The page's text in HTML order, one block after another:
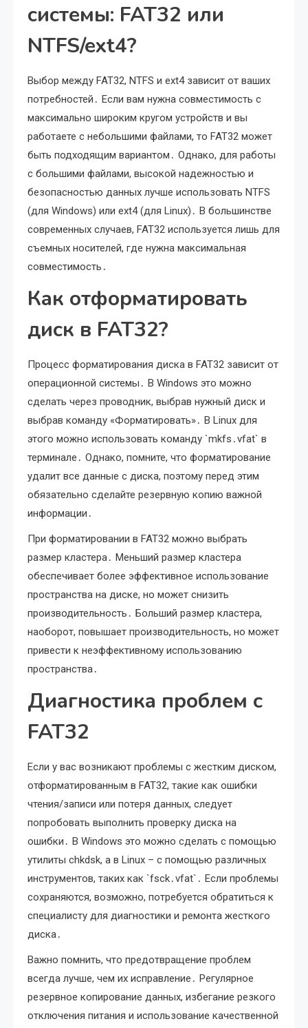
системы: FAT32 или
NTFS/ext4?
Выбор между FAT32, NTFS и ext4 зависит от ваших
потребностей․ Если вам нужна совместимость с
максимально широким кругом устройств и вы
работаете с небольшими файлами, то FAT32 может
быть подходящим вариантом․ Однако, для работы
с большими файлами, высокой надежностью и
безопасностью данных лучше использовать NTFS
(для Windows) или ext4 (для Linux)․ В большинстве
современных случаев, FAT32 используется лишь для
съемных носителей, где нужна максимальная
совместимость․
Как отформатировать
диск в FAT32?
Процесс форматирования диска в FAT32 зависит от
операционной системы․ В Windows это можно
сделать через проводник, выбрав нужный диск и
выбрав команду «Форматировать»․ В Linux для
этого можно использовать команду `mkfs․vfat` в
терминале․ Однако, помните, что форматирование
удалит все данные с диска, поэтому перед этим
обязательно сделайте резервную копию важной
информации․
При форматировании в FAT32 можно выбрать
размер кластера․ Меньший размер кластера
обеспечивает более эффективное использование
пространства на диске, но может снизить
производительность․ Больший размер кластера,
наоборот, повышает производительность, но может
привести к неэффективному использованию
пространства․
Диагностика проблем с
FAT32
Если у вас возникают проблемы с жестким диском,
отформатированным в FAT32, такие как ошибки
чтения/записи или потеря данных, следует
попробовать выполнить проверку диска на
ошибки․ В Windows это можно сделать с помощью
утилиты chkdsk, а в Linux – с помощью различных
инструментов, таких как `fsck․vfat`․ Если проблемы
сохраняются, возможно, потребуется обратиться к
специалисту для диагностики и ремонта жесткого
диска․
Важно помнить, что предотвращение проблем
всегда лучше, чем их исправление․ Регулярное
резервное копирование данных, избегание резкого
отключения питания и использование качественной